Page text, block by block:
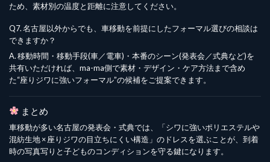
ため、素材別の温度と距離に注意してください。
Q7. 名古屋以外からでも、車移動を前提にしたフォーマル選びの相談は
できますか？
A. 移動時間・移動手段(車／電車)・本番のシーン(発表会／式典など)を
共有いただければ、ma-ma側で素材・デザイン・ケア方法まで含め
た“座りジワに強いフォーマル”の候補をご提案できます。
まとめ
車移動が多い名古屋の発表会・式典では、「シワに強いポリエステルや
混紡生地 × 座りジワの目立ちにくい構造」のドレスを選ぶことが、到着
時の写真写りと子どものコンディションを守る鍵になります。